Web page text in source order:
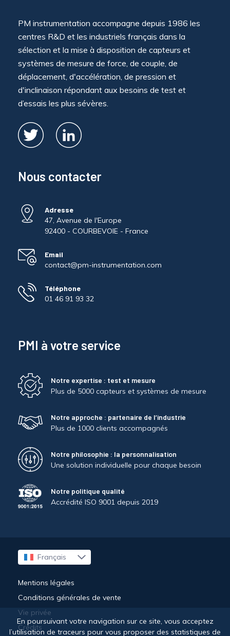
PM instrumentation accompagne depuis 1986 les
centres R&D et les industriels français dans la
sélection et la mise à disposition de capteurs et
systèmes de mesure de force, de couple, de
déplacement, d'accélération, de pression et
d'inclinaison répondant aux besoins de test et
d’essais les plus sévères.
Nous contacter
Adresse
47, Avenue de l'Europe
92400 - COURBEVOIE - France
Email
contact@pm-instrumentation.com
Téléphone
01 46 91 93 32
PMI à votre service
Notre expertise : test et mesure
Plus de 5000 capteurs et systèmes de mesure
Notre approche : partenaire de l’industrie
Plus de 1000 clients accompagnés
Notre philosophie : la personnalisation
Une solution individuelle pour chaque besoin
Notre politique qualité
Accrédité ISO 9001 depuis 2019
Français
English
Mentions légales
Conditions générales de vente
Vie privée
Crédits
En poursuivant votre navigation sur ce site, vous acceptez
l’utilisation de traceurs pour vous proposer des statistiques de